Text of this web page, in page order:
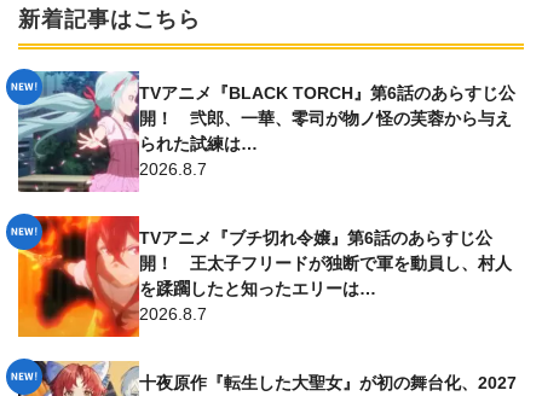
新着記事はこちら
TVアニメ『BLACK TORCH』第6話のあらすじ公
開！ 弐郎、一華、零司が物ノ怪の芙蓉から与え
られた試練は…
2026.8.7
TVアニメ『ブチ切れ令嬢』第6話のあらすじ公
開！ 王太子フリードが独断で軍を動員し、村人
を蹂躙したと知ったエリーは…
2026.8.7
十夜原作『転生した大聖女』が初の舞台化、2027